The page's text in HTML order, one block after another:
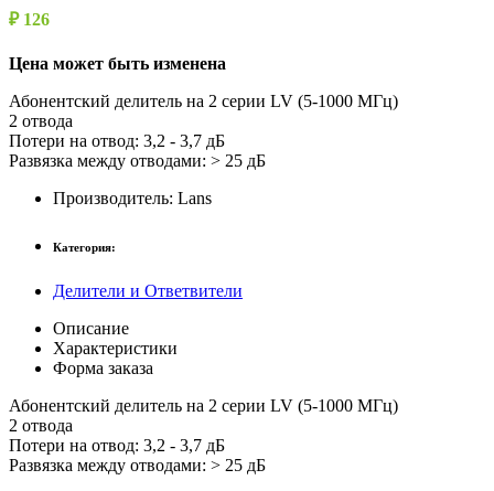
₽ 126
Цена может быть изменена
Абонентский делитель на 2 серии LV (5-1000 МГц)
2 отвода
Потери на отвод: 3,2 - 3,7 дБ
Развязка между отводами: > 25 дБ
Производитель: Lans
Категория:
Делители и Ответвители
Описание
Характеристики
Форма заказа
Абонентский делитель на 2 серии LV (5-1000 МГц)
2 отвода
Потери на отвод: 3,2 - 3,7 дБ
Развязка между отводами: > 25 дБ